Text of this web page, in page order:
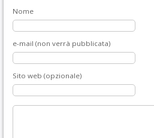
Nome
e-mail (non verrà pubblicata)
Sito web (opzionale)